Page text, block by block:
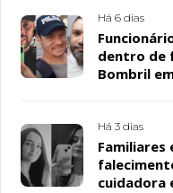
Há 6 dias
dentro de
Bombril
Há 3 dias
Familiares
cuidadora